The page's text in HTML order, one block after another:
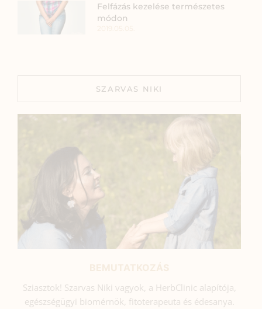
Felfázás kezelése természetes
módon
SZARVAS NIKI
Sziasztok! Szarvas Niki vagyok, a HerbClinic alapítója,
egészségügyi biomérnök, fitoterapeuta és édesanya.